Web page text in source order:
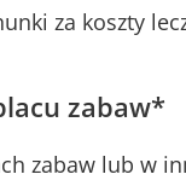
za koszty
zabaw*
zabaw lub w